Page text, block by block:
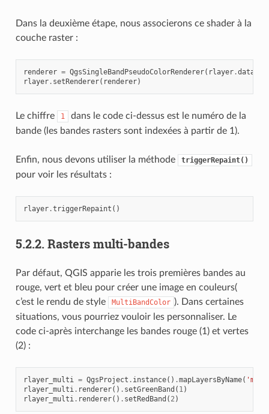
Dans la deuxième étape, nous associerons ce shader à la
couche raster :
renderer = QgsSingleBandPseudoColorRenderer( rlayer.
rlayer. setRenderer( renderer)
Le chiffre 1
dans le code ci-dessus est le numéro de la
bande (les bandes rasters sont indexées à partir de 1).
Enfin, nous devons utiliser la méthode triggerRepaint()
pour voir les résultats :
rlayer.triggerRepaint ()
5.2.2. Rasters multi-bandes
Par défaut, QGIS apparie les trois premières bandes au
rouge, vert et bleu pour créer une image en couleurs(
c’est le rendu de style
MultiBandColor ). Dans certaines
situations, vous pourriez vouloir les personnaliser. Le
code ci-après interchange les bandes rouge (1) et vertes
(2) :
rlayer_multi = QgsProject . instance() .mapLayersByName(
rlayer_multi. renderer() . setGreenBand ( 1)
rlayer_multi. renderer() . setRedBand ( 2)